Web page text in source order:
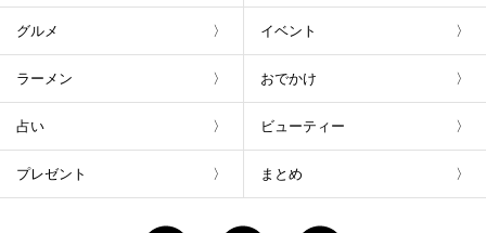
グルメ イベント
ラーメン おでかけ
占い ビューティー
プレゼント まとめ